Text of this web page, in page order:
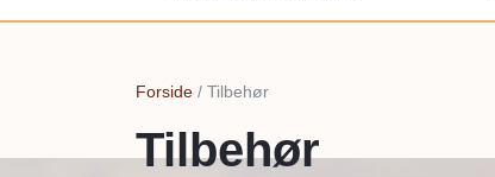
Forside / Tilbehør
Tilbehør